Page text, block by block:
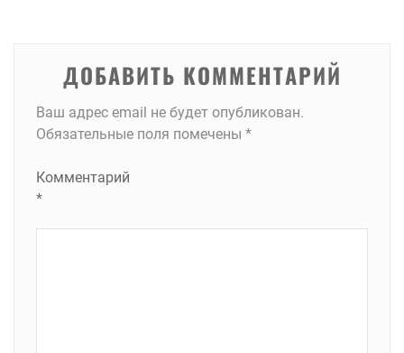
ДОБАВИТЬ КОММЕНТАРИЙ
Ваш адрес email не будет опубликован.
Обязательные поля помечены *
Комментарий
*